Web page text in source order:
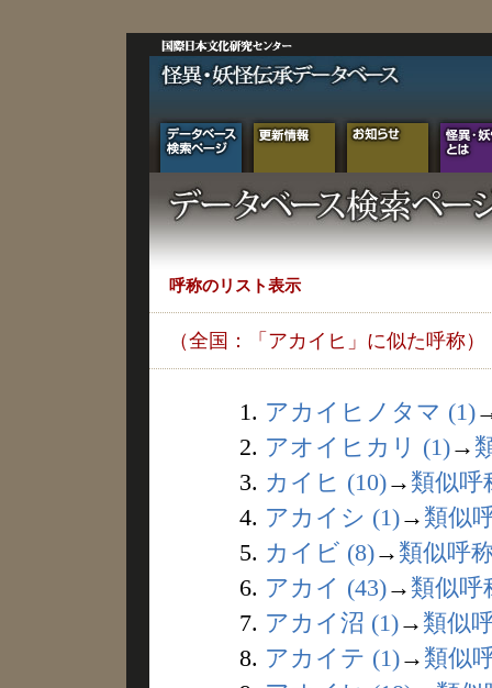
呼称のリスト表示
（全国：「アカイヒ」に似た呼称）
1. アカイヒノタマ (1)
2. アオイヒカリ (1)→
3. カイヒ (10)→ 類似呼
4. アカイシ (1)→ 類似
5. カイビ (8)→ 類似呼
6. アカイ (43)→ 類似呼
7. アカイ沼 (1)→ 類似
8. アカイテ (1)→ 類似